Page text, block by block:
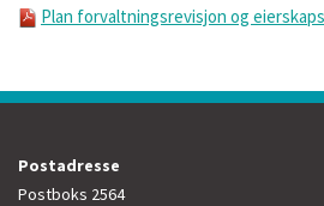
Plan forvaltningsrevisjon og
Postadresse
Postboks 2564